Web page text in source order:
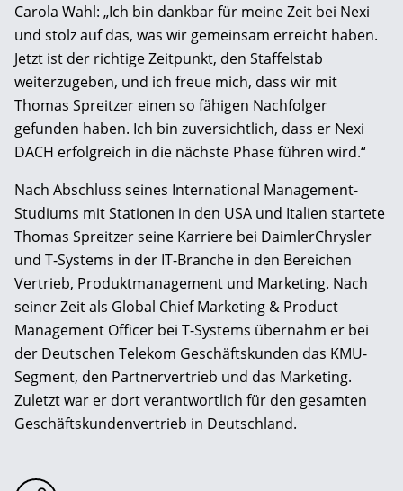
Carola Wahl: „Ich bin dankbar für meine Zeit bei Nexi
und stolz auf das, was wir gemeinsam erreicht haben.
Jetzt ist der richtige Zeitpunkt, den Staffelstab
weiterzugeben, und ich freue mich, dass wir mit
Thomas Spreitzer einen so fähigen Nachfolger
gefunden haben. Ich bin zuversichtlich, dass er Nexi
DACH erfolgreich in die nächste Phase führen wird.“
Nach Abschluss seines International Management-
Studiums mit Stationen in den USA und Italien startete
Thomas Spreitzer seine Karriere bei DaimlerChrysler
und T-Systems in der IT-Branche in den Bereichen
Vertrieb, Produktmanagement und Marketing. Nach
seiner Zeit als Global Chief Marketing & Product
Management Officer bei T-Systems übernahm er bei
der Deutschen Telekom Geschäftskunden das KMU-
Segment, den Partnervertrieb und das Marketing.
Zuletzt war er dort verantwortlich für den gesamten
Geschäftskundenvertrieb in Deutschland.